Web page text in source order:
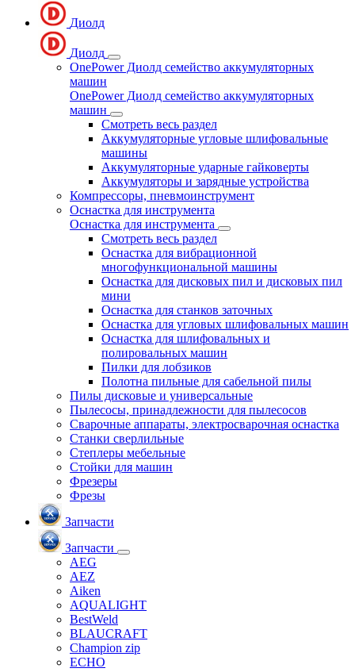
Диолд
Диолд
OnePower Диолд семейство аккумуляторных
машин
OnePower Диолд семейство аккумуляторных
машин
Смотреть весь раздел
Аккумуляторные угловые шлифовальные
машины
Аккумуляторные ударные гайковерты
Аккумуляторы и зарядные устройства
Компрессоры, пневмоинструмент
Оснастка для инструмента
Оснастка для инструмента
Смотреть весь раздел
Оснастка для вибрационной
многофункциональной машины
Оснастка для дисковых пил и дисковых пил
мини
Оснастка для станков заточных
Оснастка для угловых шлифовальных машин
Оснастка для шлифовальных и
полировальных машин
Пилки для лобзиков
Полотна пильные для сабельной пилы
Пилы дисковые и универсальные
Пылесосы, принадлежности для пылесосов
Сварочные аппараты, электросварочная оснастка
Станки сверлильные
Степлеры мебельные
Стойки для машин
Фрезеры
Фрезы
Запчасти
Запчасти
AEG
AEZ
Aiken
AQUALIGHT
BestWeld
BLAUCRAFT
Champion zip
ECHO